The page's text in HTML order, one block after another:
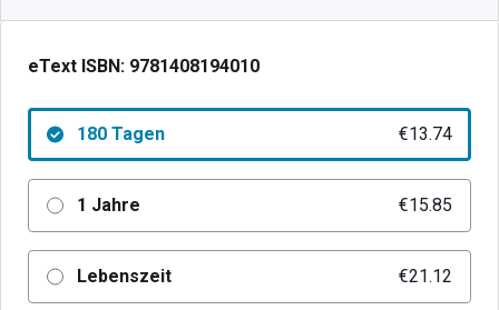
eText ISBN: 9781408194010
180 Tagen €13.74
1 Jahre €15.85
Lebenszeit €21.12